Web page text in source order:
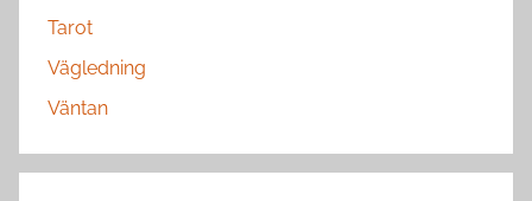
Tarot
Vägledning
Väntan